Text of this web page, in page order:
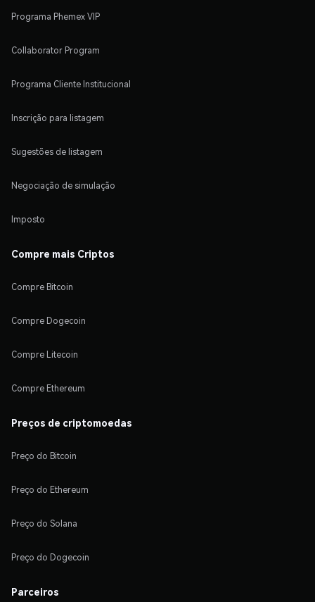
Programa Phemex VIP
Collaborator Program
Programa Cliente Institucional
Inscrição para listagem
Sugestões de listagem
Negociação de simulação
Imposto
Compre mais Criptos
Compre Bitcoin
Compre Dogecoin
Compre Litecoin
Compre Ethereum
Preços de criptomoedas
Preço do Bitcoin
Preço do Ethereum
Preço do Solana
Preço do Dogecoin
Parceiros